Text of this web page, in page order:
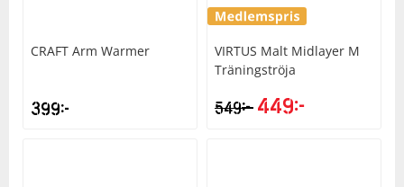
CRAFT Arm Warmer
399kr
VIRTUS Malt Midlayer M
Träningströja
549kr 449kr